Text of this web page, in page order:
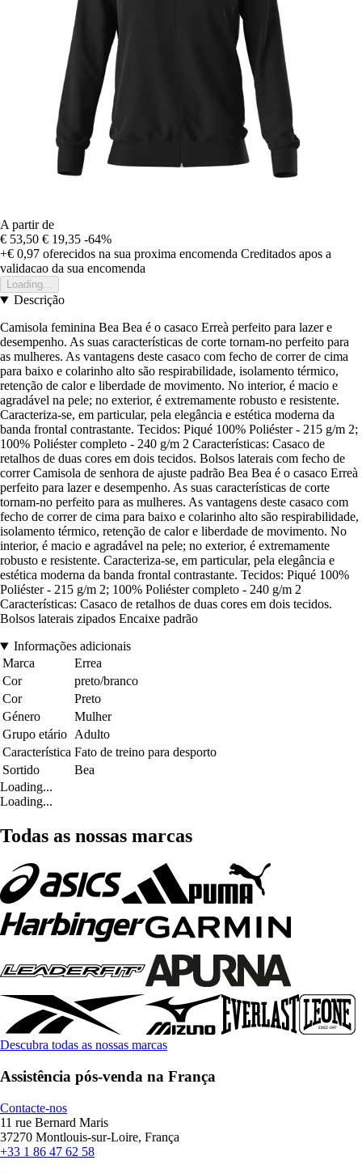
A partir de
€ 53,50 € 19,35 -64%
+€ 0,97 oferecidos na sua proxima encomenda Creditados apos a
validacao da sua encomenda
Loading...
Descrição
Camisola feminina Bea Bea é o casaco Erreà perfeito para lazer e
desempenho. As suas características de corte tornam-no perfeito para
as mulheres. As vantagens deste casaco com fecho de correr de cima
para baixo e colarinho alto são respirabilidade, isolamento térmico,
retenção de calor e liberdade de movimento. No interior, é macio e
agradável na pele; no exterior, é extremamente robusto e resistente.
Caracteriza-se, em particular, pela elegância e estética moderna da
banda frontal contrastante. Tecidos: Piqué 100% Poliéster - 215 g/m 2;
100% Poliéster completo - 240 g/m 2 Características: Casaco de
retalhos de duas cores em dois tecidos. Bolsos laterais com fecho de
correr Camisola de senhora de ajuste padrão Bea Bea é o casaco Erreà
perfeito para lazer e desempenho. As suas características de corte
tornam-no perfeito para as mulheres. As vantagens deste casaco com
fecho de correr de cima para baixo e colarinho alto são respirabilidade,
isolamento térmico, retenção de calor e liberdade de movimento. No
interior, é macio e agradável na pele; no exterior, é extremamente
robusto e resistente. Caracteriza-se, em particular, pela elegância e
estética moderna da banda frontal contrastante. Tecidos: Piqué 100%
Poliéster - 215 g/m 2; 100% Poliéster completo - 240 g/m 2
Características: Casaco de retalhos de duas cores em dois tecidos.
Bolsos laterais zipados Encaixe padrão
Informações adicionais
Marca
Errea
Cor
preto/branco
Cor
Preto
Género
Mulher
Grupo etário Adulto
Característica Fato de treino para desporto
Sortido
Bea
Loading...
Loading...
Todas as nossas marcas
Descubra todas as nossas marcas
Assistência pós-venda na França
Contacte-nos
11 rue Bernard Maris
37270 Montlouis-sur-Loire, França
+33 1 86 47 62 58